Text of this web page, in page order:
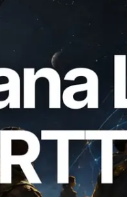
Slot API
de 7 regiões
API